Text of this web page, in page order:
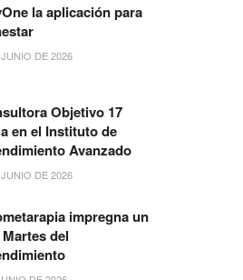
la aplicación para
DE 2026
Objetivo 17
en el Instituto de
Avanzado
DE 2026
impregna un
del